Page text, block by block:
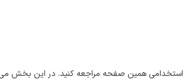
همین صفحه مراجعه کنید. در این بخش